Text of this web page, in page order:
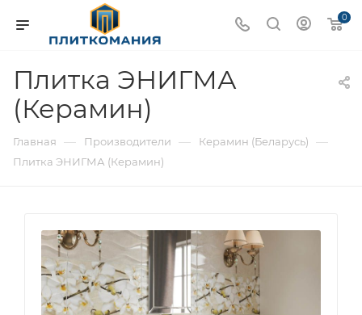
0
Плитка ЭНИГМА
(Керамин)
Главная — Производители — Керамин (Беларусь) —
Плитка ЭНИГМА (Керамин)